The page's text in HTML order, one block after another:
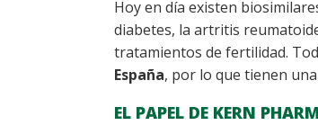
Hoy en día existen
diabetes, la artritis
tratamientos de fertilidad.
España, por lo que tienen
EL PAPEL DE KERN